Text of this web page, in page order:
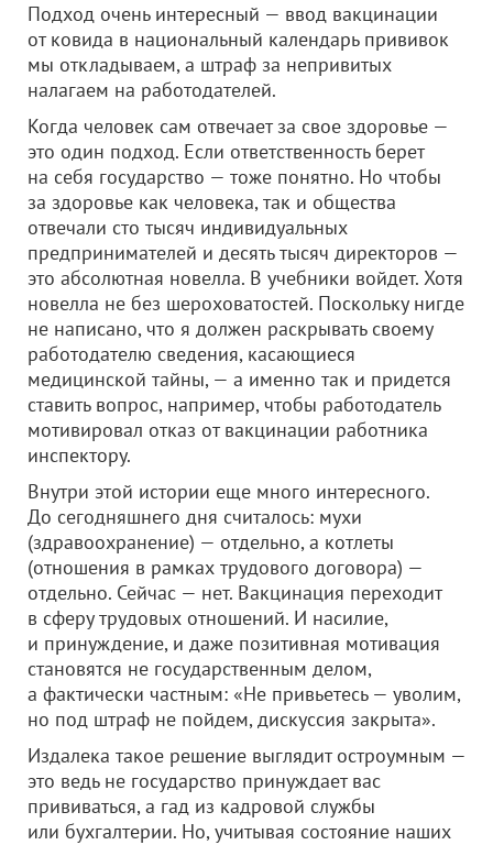
Подход очень интересный — ввод вакцинации
от ковида в национальный календарь прививок
мы откладываем, а штраф за непривитых
налагаем на работодателей.
Когда человек сам отвечает за свое здоровье —
это один подход. Если ответственность берет
на себя государство — тоже понятно. Но чтобы
за здоровье как человека, так и общества
отвечали сто тысяч индивидуальных
предпринимателей и десять тысяч директоров —
это абсолютная новелла. В учебники войдет. Хотя
новелла не без шероховатостей. Поскольку нигде
не написано, что я должен раскрывать своему
работодателю сведения, касающиеся
медицинской тайны, — а именно так и придется
ставить вопрос, например, чтобы работодатель
мотивировал отказ от вакцинации работника
инспектору.
Внутри этой истории еще много интересного.
До сегодняшнего дня считалось: мухи
(здравоохранение) — отдельно, а котлеты
(отношения в рамках трудового договора) —
отдельно. Сейчас — нет. Вакцинация переходит
в сферу трудовых отношений. И насилие,
и принуждение, и даже позитивная мотивация
становятся не государственным делом,
а фактически частным: «Не привьетесь — уволим,
но под штраф не пойдем, дискуссия закрыта».
Издалека такое решение выглядит остроумным —
это ведь не государство принуждает вас
прививаться, а гад из кадровой службы
или бухгалтерии. Но, учитывая состояние наших